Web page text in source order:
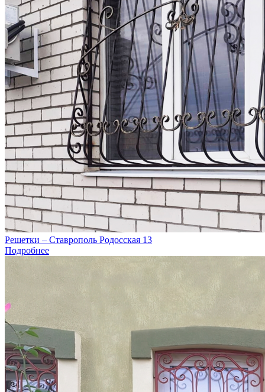
Решетки – Ставрополь Родосская 13
Подробнее